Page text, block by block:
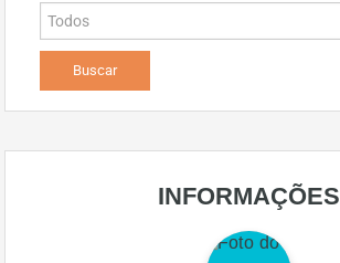
INFORMAÇÕES